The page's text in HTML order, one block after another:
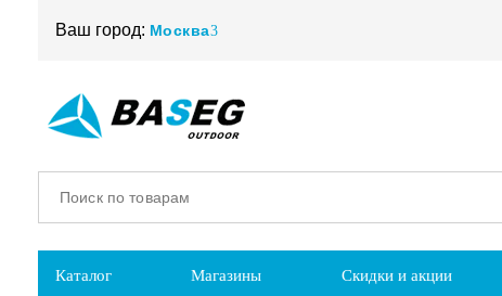
Ваш город: Москва
Каталог Магазины Скидки и акции